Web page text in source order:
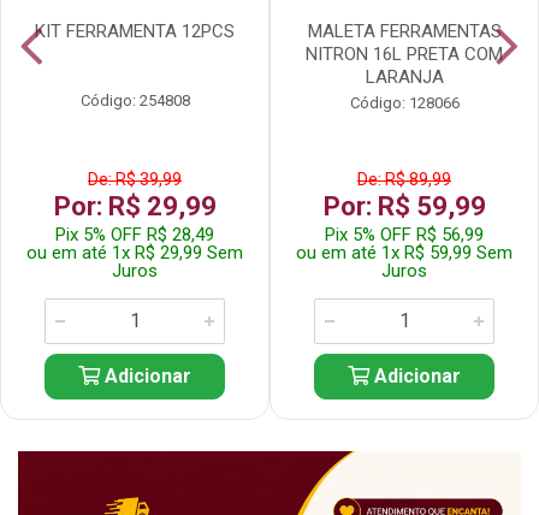
KIT FERRAMENTA 12PCS
Código: 254808
De: R$ 39,99
Por: R$ 29,99
Pix 5% OFF R$ 28,49
ou em até 1x R$ 29,99 Sem
Juros
Adicionar
MALETA FERRAMENTAS
NITRON 16L PRETA COM
LARANJA
Código: 128066
De: R$ 89,99
Por: R$ 59,99
Pix 5% OFF R$ 56,99
ou em até 1x R$ 59,99 Sem
Juros
Adicionar